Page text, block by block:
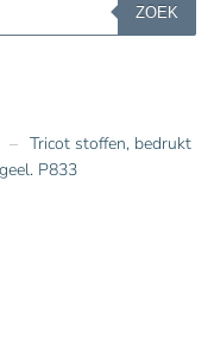
ZOEK
Tricot stoffen, bedrukt
P833